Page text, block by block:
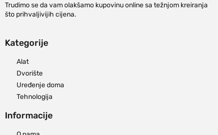
Trudimo se da vam olakšamo kupovinu online sa težnjom kreiranja
što prihvaljivijih cijena.
Kategorije
Alat
Dvorište
Uređenje doma
Tehnologija
Informacije